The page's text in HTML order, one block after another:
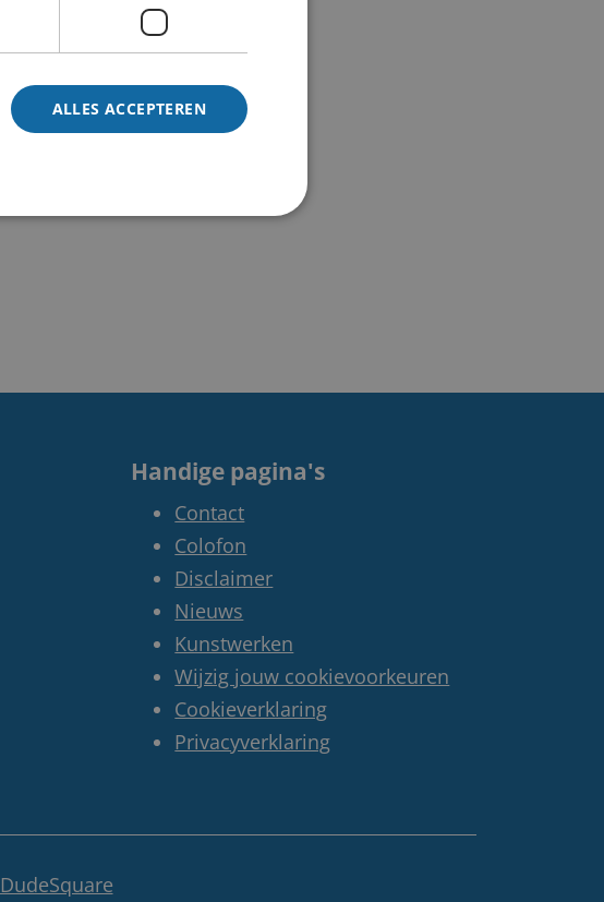
Handige pagina's
Contact
Colofon
Disclaimer
Nieuws
Kunstwerken
Wijzig jouw cookievoorkeuren
Cookieverklaring
Privacyverklaring
DudeSquare
ALLES ACCEPTEREN